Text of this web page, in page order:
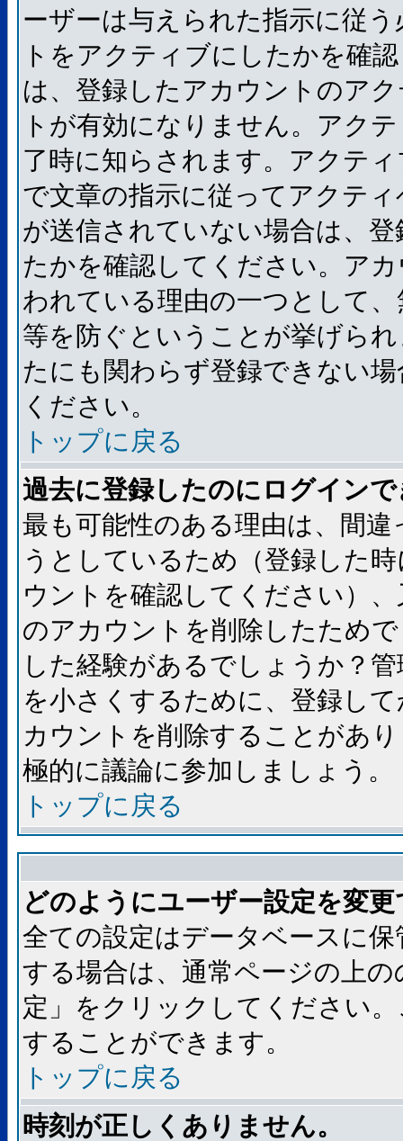
ーザーは与えられた指示に従
トをアクティブにしたかを確
は、登録したアカウントのア
トが有効になりません。アク
了時に知らされます。アクテ
で文章の指示に従ってアクテ
が送信されていない場合は、
たかを確認してください。ア
われている理由の一つとして
等を防ぐということが挙げら
たにも関わらず登録できない
ください。
トップに戻る
過去に登録したのにログイン
最も可能性のある理由は、間
うとしているため（登録した
ウントを確認してください）
のアカウントを削除したため
した経験があるでしょうか？
を小さくするために、登録し
カウントを削除することがあ
極的に議論に参加しましょう。
トップに戻る
どのようにユーザー設定を変
全ての設定はデータベースに
する場合は、通常ページの上
定」をクリックしてください
することができます。
トップに戻る
時刻が正しくありません。